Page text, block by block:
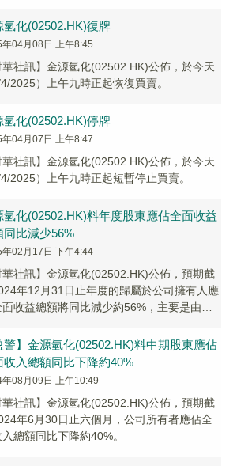
氫化(02502.HK)復牌
04月08日 上午8:45
華社訊】金源氫化(02502.HK)公佈，於今天
4/2025）上午九時正起恢復買賣。
氫化(02502.HK)停牌
04月07日 上午8:47
華社訊】金源氫化(02502.HK)公佈，於今天
4/2025）上午九時正起短暫停止買賣。
氫化(02502.HK)料年度股東應佔全面收益
同比減少56%
02月17日 下午4:44
華社訊】金源氫化(02502.HK)公佈，預期截
年12月31日止年度的歸屬於公司擁有人應
收益總額將同比減少約56%，主要是由於
警】金源氫化(02502.HK)料中期股東應佔
收入總額同比下降約40%
08月09日 上午10:49
華社訊】金源氫化(02502.HK)公佈，預期截
年6月30日止六個月，公司所有者應佔全
總額同比下降約40%。